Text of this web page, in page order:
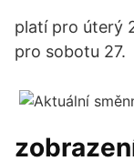
platí pro úterý
pro sobotu 27.